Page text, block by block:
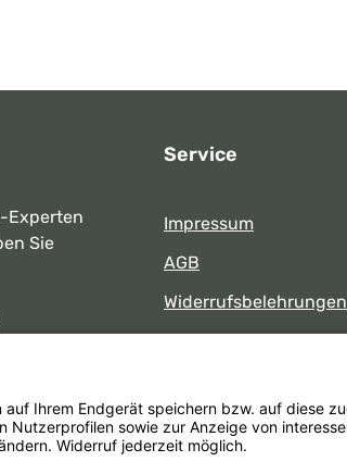
Experten
Sie
17:00 Uhr
Service
Impressum
AGB
Widerrufsbelehrungen
Datenschutz